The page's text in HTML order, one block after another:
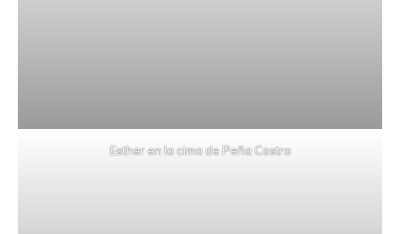
Esther en la cima de Peña Castro